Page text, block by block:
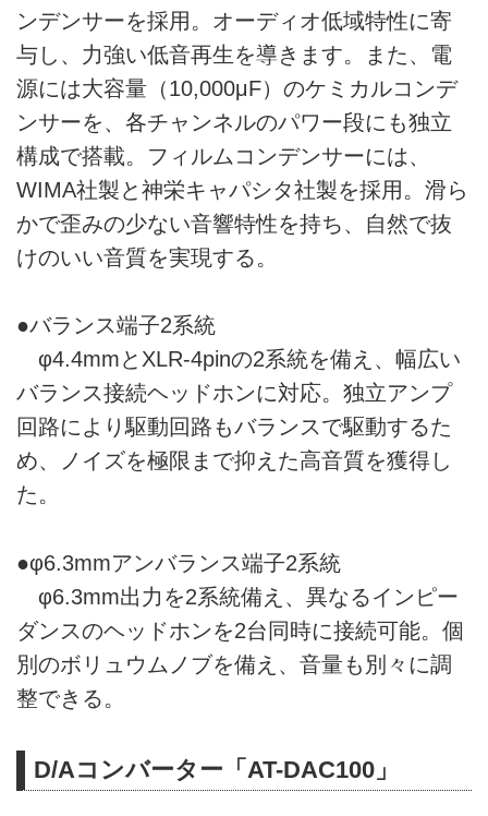
ンデンサーを採用。オーディオ低域特性に寄
与し、力強い低音再生を導きます。また、電
源には大容量（10,000μF）のケミカルコンデ
ンサーを、各チャンネルのパワー段にも独立
構成で搭載。フィルムコンデンサーには、
WIMA社製と神栄キャパシタ社製を採用。滑ら
かで歪みの少ない音響特性を持ち、自然で抜
けのいい音質を実現する。
●バランス端子2系統
φ4.4mmとXLR-4pinの2系統を備え、幅広い
バランス接続ヘッドホンに対応。独立アンプ
回路により駆動回路もバランスで駆動するた
め、ノイズを極限まで抑えた高音質を獲得し
た。
●φ6.3mmアンバランス端子2系統
φ6.3mm出力を2系統備え、異なるインピー
ダンスのヘッドホンを2台同時に接続可能。個
別のボリュウムノブを備え、音量も別々に調
整できる。
D/Aコンバーター「AT-DAC100」